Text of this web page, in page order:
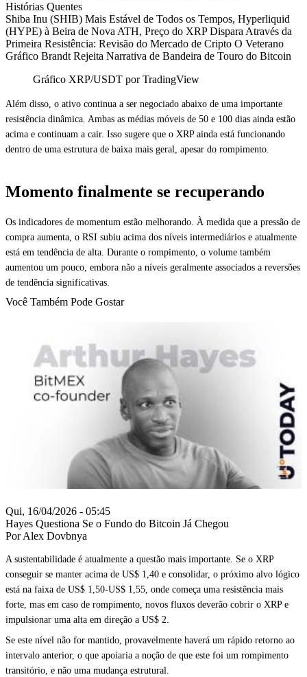
Histórias Quentes
Shiba Inu (SHIB) Mais Estável de Todos os Tempos, Hyperliquid
(HYPE) à Beira de Nova ATH, Preço do XRP Dispara Através da
Primeira Resistência: Revisão do Mercado de Cripto O Veterano
Gráfico Brandt Rejeita Narrativa de Bandeira de Touro do Bitcoin
Gráfico XRP/USDT por TradingView
Além disso, o ativo continua a ser negociado abaixo de uma importante
resistência dinâmica. Ambas as médias móveis de 50 e 100 dias ainda estão
acima e continuam a cair. Isso sugere que o XRP ainda está funcionando
dentro de uma estrutura de baixa mais geral, apesar do rompimento.
Momento finalmente se recuperando
Os indicadores de momentum estão melhorando. À medida que a pressão de
compra aumenta, o RSI subiu acima dos níveis intermediários e atualmente
está em tendência de alta. Durante o rompimento, o volume também
aumentou um pouco, embora não a níveis geralmente associados a reversões
de tendência significativas.
Você Também Pode Gostar
Qui, 16/04/2026 - 05:45
Hayes Questiona Se o Fundo do Bitcoin Já Chegou
Por Alex Dovbnya
A sustentabilidade é atualmente a questão mais importante. Se o XRP
conseguir se manter acima de US$ 1,40 e consolidar, o próximo alvo lógico
está na faixa de US$ 1,50-US$ 1,55, onde começa uma resistência mais
forte, mas em caso de rompimento, novos fluxos deverão cobrir o XRP e
impulsionar uma alta em direção a US$ 2.
Se este nível não for mantido, provavelmente haverá um rápido retorno ao
intervalo anterior, o que apoiaria a noção de que este foi um rompimento
transitório, e não uma mudança estrutural.